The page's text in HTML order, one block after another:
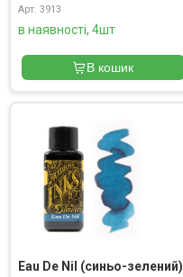
Арт. 3913
в наявності, 4шт
В кошик
Eau De Nil (синьо-зелений)